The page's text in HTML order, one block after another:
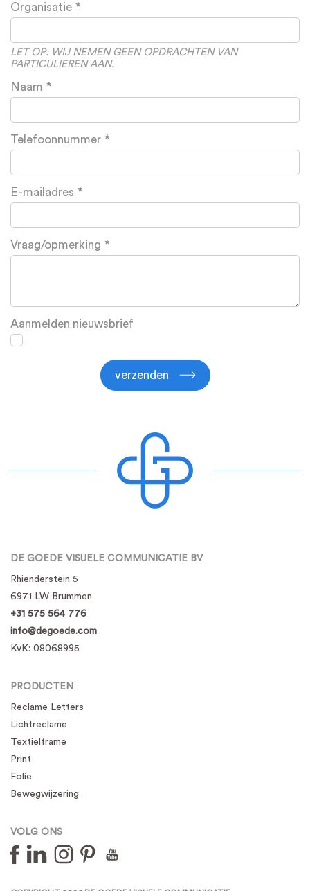
Leave
this
blank
Organisatie
LET OP: WIJ NEMEN GEEN OPDRACHTEN VAN
PARTICULIEREN AAN.
Naam
Telefoonnummer
E-mailadres
Vraag/opmerking
Aanmelden nieuwsbrief
verzenden
DE GOEDE VISUELE COMMUNICATIE BV
Rhienderstein 5
6971 LW Brummen
+31 575 564 776
info@degoede.com
KvK: 08068995
PRODUCTEN
Reclame Letters
Lichtreclame
Textielframe
Print
Folie
Bewegwijzering
VOLG ONS